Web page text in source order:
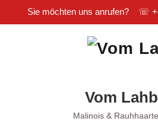
Sie möchten uns anrufen? ☏
Vom
Malinois &